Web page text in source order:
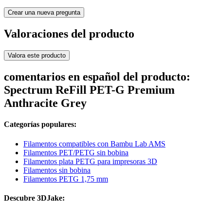
Crear una nueva pregunta
Valoraciones del producto
Valora este producto
comentarios en español del producto:
Spectrum ReFill PET-G Premium
Anthracite Grey
Categorías populares:
Filamentos compatibles con Bambu Lab AMS
Filamentos PET/PETG sin bobina
Filamentos plata PETG para impresoras 3D
Filamentos sin bobina
Filamentos PETG 1,75 mm
Descubre 3DJake: